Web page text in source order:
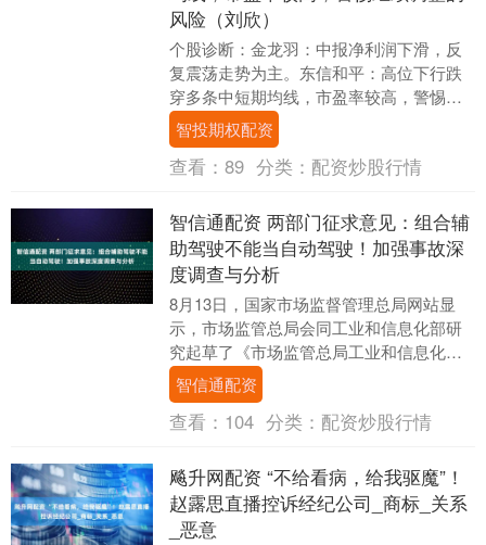
风险（刘欣）
个股诊断：金龙羽：中报净利润下滑，反
复震荡走势为主。东信和平：高位下行跌
穿多条中短期均线，市盈率较高，警惕继
续调整的风险（刘欣） 举报 文章作者 方若
圆 相关阅....
智投期权配资
查看： 89 分类： 配资炒股行情
智信通配资 两部门征求意见：组合辅
助驾驶不能当自动驾驶！加强事故深
度调查与分析
8月13日，国家市场监督管理总局网站显
示，市场监管总局会同工业和信息化部研
究起草了《市场监管总局工业和信息化部
关于加强智能网联新能源汽车产品召回、
生产一致性监督....
智信通配资
查看： 104 分类： 配资炒股行情
飚升网配资 “不给看病，给我驱魔”！
赵露思直播控诉经纪公司_商标_关系
_恶意